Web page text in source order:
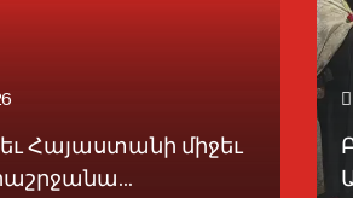
եւ Հայաստանի միջեւ